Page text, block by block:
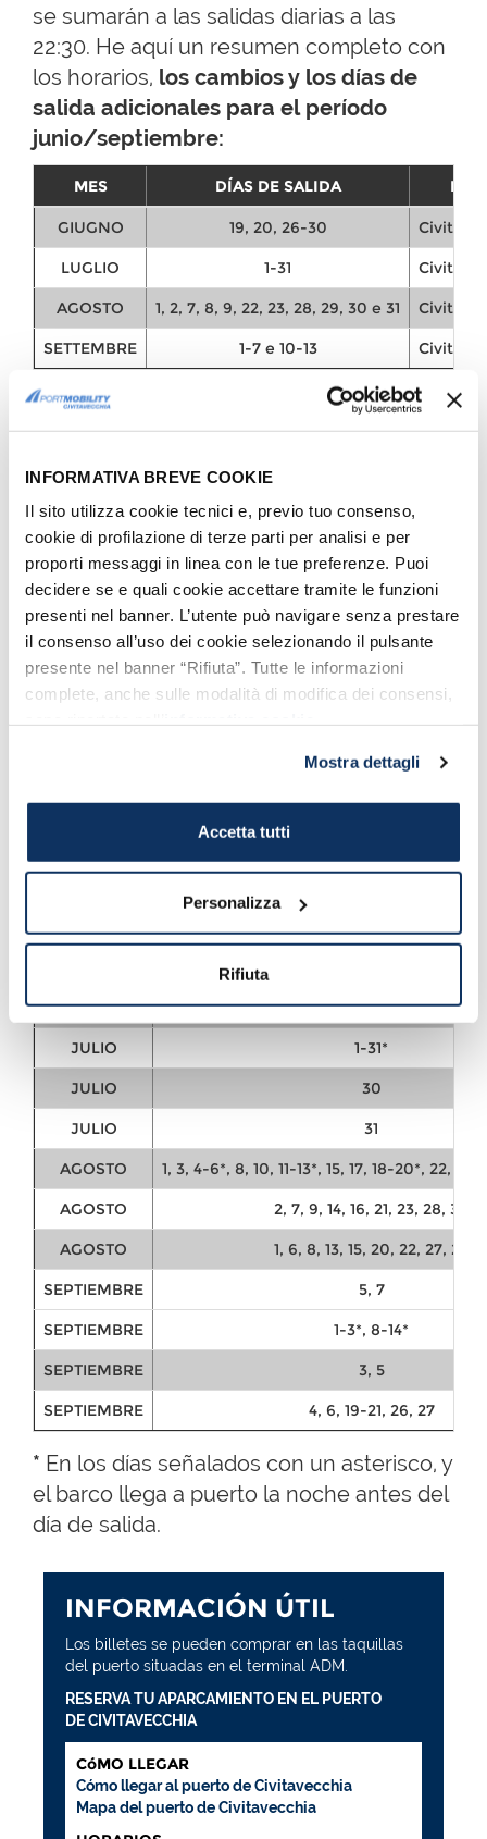
INFORMATIVA BREVE COOKIE
Il sito utilizza cookie tecnici e, previo tuo consenso,
cookie di profilazione di terze parti per analisi e per
proporti messaggi in linea con le tue preferenze. Puoi
decidere se e quali cookie accettare tramite le funzioni
presenti nel banner. L’utente può navigare senza prestare
il consenso all’uso dei cookie selezionando il pulsante
presente nel banner “Rifiuta”. Tutte le informazioni
complete, anche sulle modalità di modifica dei consensi,
Mostra dettagli
Accetta tutti
Personalizza
Rifiuta
se sumarán a las salidas diarias a las
22:30. He aquí un resumen completo con
los horarios, los cambios y los días de
salida adicionales para el período
junio/septiembre:
MES DÍAS DE SALIDA
GIUGNO 19, 20, 26-30
LUGLIO 1-31
AGOSTO 1, 2, 7, 8, 9, 22, 23, 28, 29, 30 e 31
SETTEMBRE 1-7 e 10-13
*En estas fechas de salidas agosto
temprano en la mañana a las 08:30 de la
Desde el 14 de septiembreen adelante
se restableció horario habitual de
comenzar los días a las 22:30.
FERRIS MOBY PARA OLBIA:
HORARIOS 2015
Moby efectuará en 2015
conexiones Civitavecchia - Olbia
puerto de Civitavecchia:
JUNIO 1-2*, 5-8*, 11-15*, 17-30*
JULIO 1-31*
JULIO 30
JULIO 31
AGOSTO 1, 3, 4-6*, 8, 10, 11-13*, 15, 17, 18-20*, 22, 24,
AGOSTO 2, 7, 9, 14, 16, 21, 23, 28, 30
AGOSTO 1, 6, 8, 13, 15, 20, 22, 27, 29
SEPTIEMBRE 5, 7
SEPTIEMBRE 1-3*, 8-14*
SEPTIEMBRE 3, 5
SEPTIEMBRE 4, 6, 19-21, 26, 27
* En los días señalados con un asterisco, y
el barco llega a puerto la noche antes del
día de salida.
INFORMACIÓN ÚTIL
Los billetes se pueden comprar en las taquillas
del puerto situadas en el terminal ADM.
RESERVA TU APARCAMIENTO EN EL PUERTO
DE CIVITAVECCHIA
CóMO LLEGAR
Cómo llegar al puerto de Civitavecchia
Mapa del puerto de Civitavecchia